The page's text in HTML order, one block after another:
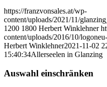
https://franzvonsales.at/wp-
content/uploads/2021/11/
1200 1800 Herbert Winklehner
content/uploads/2016/10/
Herbert Winklehner2021-11-02
15:40:34Allerseelen in Glanzing
Auswahl einschränken